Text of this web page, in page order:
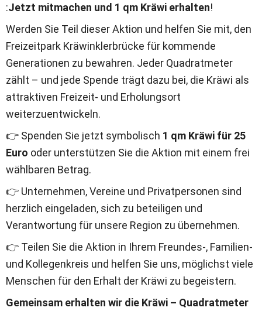
:Jetzt mitmachen und 1 qm Kräwi erhalten!
Werden Sie Teil dieser Aktion und helfen Sie mit, den
Freizeitpark Kräwinklerbrücke für kommende
Generationen zu bewahren. Jeder Quadratmeter
zählt – und jede Spende trägt dazu bei, die Kräwi als
attraktiven Freizeit- und Erholungsort
weiterzuentwickeln.
👉 Spenden Sie jetzt symbolisch 1 qm Kräwi für 25
Euro oder unterstützen Sie die Aktion mit einem frei
wählbaren Betrag.
👉 Unternehmen, Vereine und Privatpersonen sind
herzlich eingeladen, sich zu beteiligen und
Verantwortung für unsere Region zu übernehmen.
👉 Teilen Sie die Aktion in Ihrem Freundes-, Familien-
und Kollegenkreis und helfen Sie uns, möglichst viele
Menschen für den Erhalt der Kräwi zu begeistern.
Gemeinsam erhalten wir die Kräwi – Quadratmeter